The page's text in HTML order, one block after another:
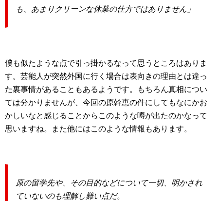
も、あまりクリーンな休業の仕方ではありません」
僕も似たような点で引っ掛かるなって思うところはありま
す。芸能人が突然外国に行く場合は表向きの理由とは違っ
た裏事情があることもあるようです。もちろん真相につい
ては分かりませんが、今回の原幹恵の件にしてもなにかお
かしいなと感じることからこのような噂が出たのかなって
思いますね。また他にはこのような情報もあります。
原の留学先や、その目的などについて一切、明かされ
ていないのも理解し難い点だ。